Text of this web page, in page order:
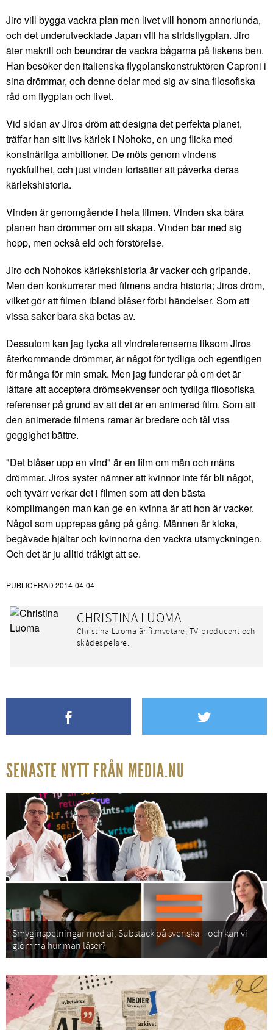
Jiro vill bygga vackra plan men livet vill honom annorlunda,
och det underutvecklade Japan vill ha stridsflygplan. Jiro
äter makrill och beundrar de vackra bågarna på fiskens ben.
Han besöker den italienska flygplanskonstruktören Caproni i
sina drömmar, och denne delar med sig av sina filosofiska
råd om flygplan och livet.
Vid sidan av Jiros dröm att designa det perfekta planet,
träffar han sitt livs kärlek i Nohoko, en ung flicka med
konstnärliga ambitioner. De möts genom vindens
nyckfullhet, och just vinden fortsätter att påverka deras
kärlekshistoria.
Vinden är genomgående i hela filmen. Vinden ska bära
planen han drömmer om att skapa. Vinden bär med sig
hopp, men också eld och förstörelse.
Jiro och Nohokos kärlekshistoria är vacker och gripande.
Men den konkurrerar med filmens andra historia; Jiros dröm,
vilket gör att filmen ibland blåser förbi händelser. Som att
vissa saker bara ska betas av.
Dessutom kan jag tycka att vindreferenserna liksom Jiros
återkommande drömmar, är något för tydliga och egentligen
för många för min smak. Men jag funderar på om det är
lättare att acceptera drömsekvenser och tydliga filosofiska
referenser på grund av att det är en animerad film. Som att
den animerade filmens ramar är bredare och tål viss
geggighet bättre.
"Det blåser upp en vind" är en film om män och mäns
drömmar. Jiros syster nämner att kvinnor inte får bli något,
och tyvärr verkar det i filmen som att den bästa
komplimangen man kan ge en kvinna är att hon är vacker.
Något som upprepas gång på gång. Männen är kloka,
begåvade hjältar och kvinnorna den vackra utsmyckningen.
Och det är ju alltid tråkigt att se.
PUBLICERAD 2014-04-04
CHRISTINA LUOMA
Christina Luoma är filmvetare, TV-producent och
skådespelare.
SENASTE NYTT FRÅN MEDIA.NU
Smyginspelningar med ai, Substack på svenska – och kan vi
glömma hur man läser?